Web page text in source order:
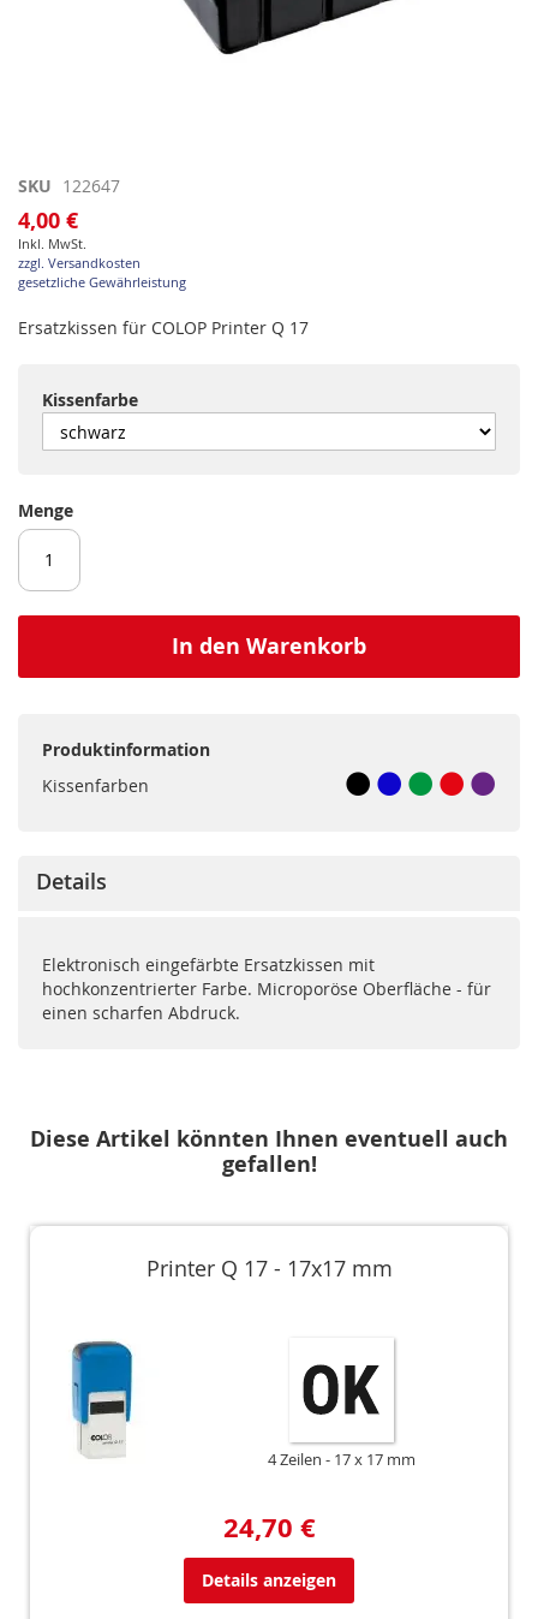
Zum
Anfang
der
Bildgalerie
springen
SKU 122647
4,00 €
Inkl. MwSt.
zzgl. Versandkosten
gesetzliche Gewährleistung
Ersatzkissen für COLOP Printer Q 17
Kissenfarbe
Menge
In den Warenkorb
Produktinformation
Kissenfarben
Details
Elektronisch eingefärbte Ersatzkissen mit
hochkonzentrierter Farbe. Microporöse Oberfläche - für
einen scharfen Abdruck.
Diese Artikel könnten Ihnen eventuell auch
gefallen!
Printer Q 17 - 17x17 mm
4 Zeilen 17 x 17 mm
24,70 €
Details anzeigen